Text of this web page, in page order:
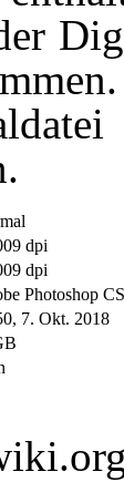
dpi
dpi
Photoshop
7. Okt. 2018
am 7.